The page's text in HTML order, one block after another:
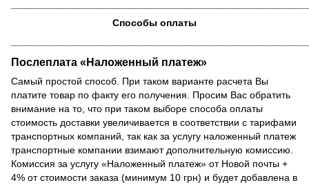
Способы оплаты
Послеплата « Наложенный платеж»
Самый простой способ. При таком варианте расчета Вы
платите товар по факту его получения. Просим Вас обратить
внимание на то, что при таком выборе способа оплаты
стоимость доставки увеличивается в соответствии с тарифами
транспортных компаний, так как за услугу наложенный платеж
транспортные компании взимают дополнительную комиссию.
Комиссия за услугу «Наложенный платеж» от Новой почты +
4% от стоимости заказа (минимум 10 грн) и будет добавлена в